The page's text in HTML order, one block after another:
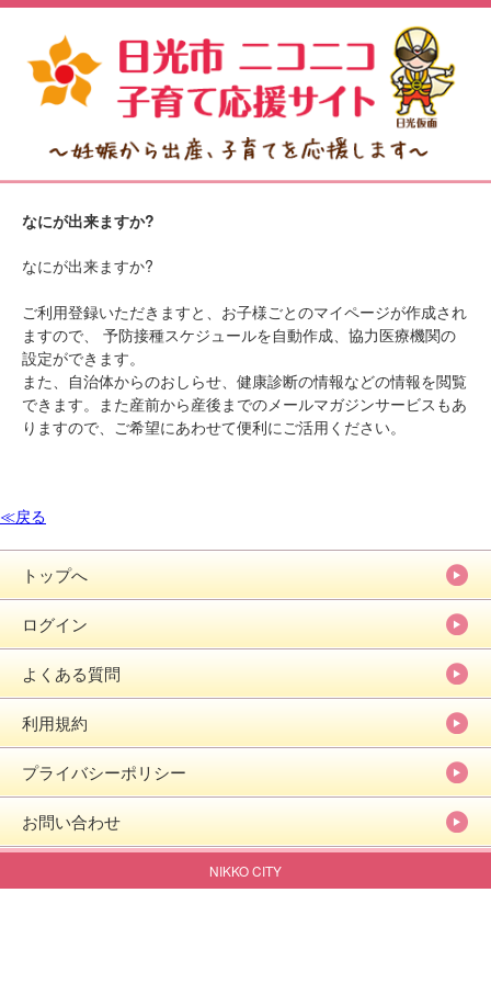
なにが出来ますか?
なにが出来ますか?
ご利用登録いただきますと、お子様ごとのマイページが作成され
ますので、 予防接種スケジュールを自動作成、協力医療機関の
設定ができます。
また、自治体からのおしらせ、健康診断の情報などの情報を閲覧
できます。また産前から産後までのメールマガジンサービスもあ
りますので、ご希望にあわせて便利にご活用ください。
≪戻る
トップへ
ログイン
よくある質問
利用規約
プライバシーポリシー
お問い合わせ
NIKKO CITY